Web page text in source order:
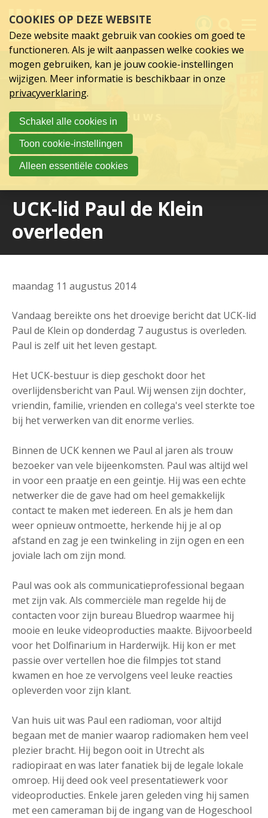
links
over
Spring
hoofd
inhoud
Spring
naar
hoofdnavigatie
Nieuws
UCK-lid Paul de Klein
overleden
maandag 11 augustus 2014
Vandaag bereikte ons het droevige bericht dat UCK-lid
Paul de Klein op donderdag 7 augustus is overleden.
Paul is zelf uit het leven gestapt.
Het UCK-bestuur is diep geschokt door het
overlijdensbericht van Paul. Wij wensen zijn dochter,
vriendin, familie, vrienden en collega's veel sterkte toe
bij het verwerken van dit enorme verlies.
Binnen de UCK kennen we Paul al jaren als trouw
bezoeker van vele bijeenkomsten. Paul was altijd wel
in voor een praatje en een geintje. Hij was een echte
netwerker die de gave had om heel gemakkelijk
contact te maken met iedereen. En als je hem dan
weer opnieuw ontmoette, herkende hij je al op
afstand en zag je een twinkeling in zijn ogen en een
joviale lach om zijn mond.
Paul was ook als communicatieprofessional begaan
met zijn vak. Als commerciële man regelde hij de
contacten voor zijn bureau Bluedrop waarmee hij
mooie en leuke videoproducties maakte. Bijvoorbeeld
voor het Dolfinarium in Harderwijk. Hij kon er met
passie over vertellen hoe die filmpjes tot stand
kwamen en hoe ze vervolgens veel leuke reacties
opleverden voor zijn klant.
Van huis uit was Paul een radioman, voor altijd
begaan met de manier waarop radiomaken hem veel
plezier bracht. Hij begon ooit in Utrecht als
radiopiraat en was later fanatiek bij de legale lokale
omroep. Hij deed ook veel presentatiewerk voor
videoproducties. Enkele jaren geleden ving hij samen
met een cameraman bij de ingang van de Hogeschool
Activiteiten
Nieuws
Verslagen
Sluit je aan
Over UCK
COOKIES OP DEZE WEBSITE
Deze website maakt gebruik van cookies om goed te
functioneren. Als je wilt aanpassen welke cookies we
mogen gebruiken, kan je jouw cookie-instellingen
wijzigen. Meer informatie is beschikbaar in onze
privacyverklaring.
Schakel alle cookies in
Toon cookie-instellingen
Alleen essentiële cookies